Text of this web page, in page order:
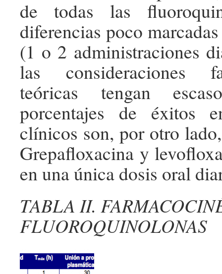
de todas las
diferencias poco
(1 o 2 administraciones
las consideraciones
teóricas tengan
porcentajes de éxitos
clínicos son, por otro
Grepafloxacina y
en una única dosis oral
TABLA II.
FLUOROQUINOLONAS